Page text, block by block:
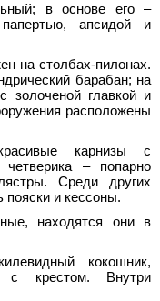
в основе его –
апсидой и
на столбах-пилонах.
барабан; на
главкой и
расположены
карнизы с
– попарно
Среди других
и кессоны.
находятся они в
кокошник,
с крестом. Внутри